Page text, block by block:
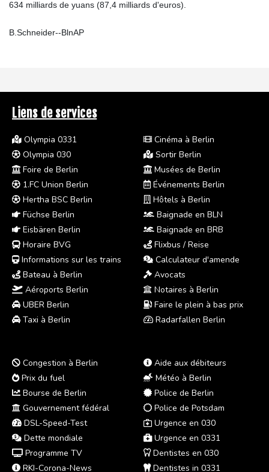
634 milliards de yuans (87,4 milliards d'euros).
B.Schneider--BlnAP
Liens de services
Olympia 0331
Olympia 030
Foire de Berlin
1.FC Union Berlin
Hertha BSC Berlin
Füchse Berlin
Eisbären Berlin
Horaire BVG
Informations sur les trains
Bateau à Berlin
Aéroports Berlin
UBER Berlin
Taxi à Berlin
Cinéma à Berlin
Sortir Berlin
Musées de Berlin
Événements Berlin
Hôtels à Berlin
Baignade en BLN
Baignade en BRB
Flixbus / Reise
Calculateur d'amende
Avocats
Notaires à Berlin
Faire le plein à bas prix
Radarfallen Berlin
Congestion à Berlin
Prix du fuel
Bourse de Berlin
Gouvernement fédéral
DSL-Speed-Test
Dette mondiale
Programme TV
RKI-Corona-News
Aide aux débiteurs
Météo à Berlin
Police de Berlin
Police de Potsdam
Urgence en 030
Urgence en 0331
Dentistes en 030
Dentistes in 0331